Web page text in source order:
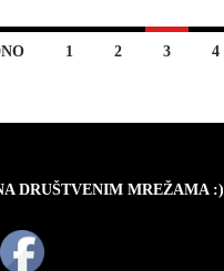
1 2 3 4
DRUŠTVENIM MREŽAMA :)